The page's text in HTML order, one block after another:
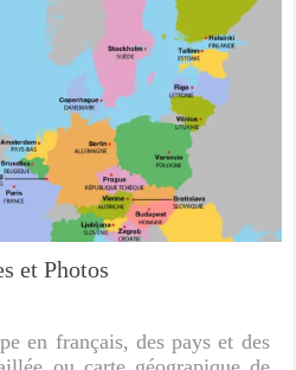
et Photos
en français, des pays et des